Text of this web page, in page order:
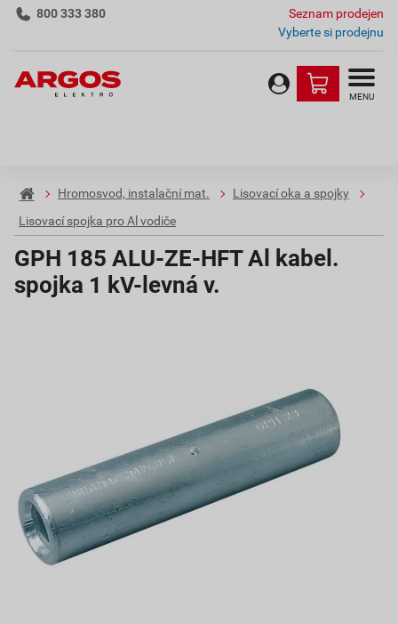
800 333 380
Seznam prodejen
Vyberte si prodejnu
MENU
Hromosvod, instalační mat.
Lisovací oka a spojky
Lisovací spojka pro Al vodiče
GPH 185 ALU-ZE-HFT Al kabel.
spojka 1 kV-levná v.